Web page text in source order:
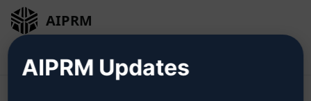
AIPRM
AIPRM Updates